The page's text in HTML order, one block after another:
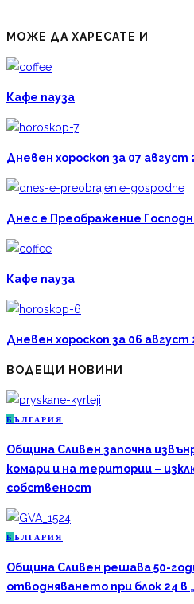
МОЖЕ ДА ХАРЕСАТЕ И
Кафе пауза
Дневен хороскоп за 07 август
Днес е Преображение
Кафе пауза
Дневен хороскоп за 06 август
ВОДЕЩИ НОВИНИ
Б ЪЛГАРИЯ
Община Сливен започна
комари и на територии –
собственост
Б ЪЛГАРИЯ
Община Сливен решава 50-
отводняването при блок 24 в